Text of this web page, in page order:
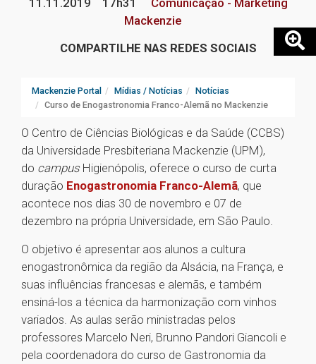
11.11.2019
17h31
Comunicação - Marketing
Mackenzie
COMPARTILHE NAS REDES SOCIAIS
Mackenzie Portal Mídias / Notícias
Notícias
Curso de Enogastronomia Franco-Alemã no Mackenzie
O Centro de Ciências Biológicas e da Saúde (CCBS)
da Universidade Presbiteriana Mackenzie (UPM),
do campus Higienópolis, oferece o curso de curta
duração Enogastronomia Franco-Alemã, que
acontece nos dias 30 de novembro e 07 de
dezembro na própria Universidade, em São Paulo.
O objetivo é apresentar aos alunos a cultura
enogastronômica da região da Alsácia, na França, e
suas influências francesas e alemãs, e também
ensiná-los a técnica da harmonização com vinhos
variados. As aulas serão ministradas pelos
professores Marcelo Neri, Brunno Pandori Giancoli e
pela coordenadora do curso de Gastronomia da